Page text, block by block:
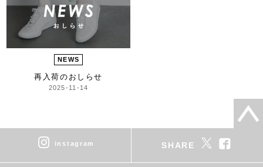
NEWS
再入荷のおしらせ
2025-11-14
instagram SHARE